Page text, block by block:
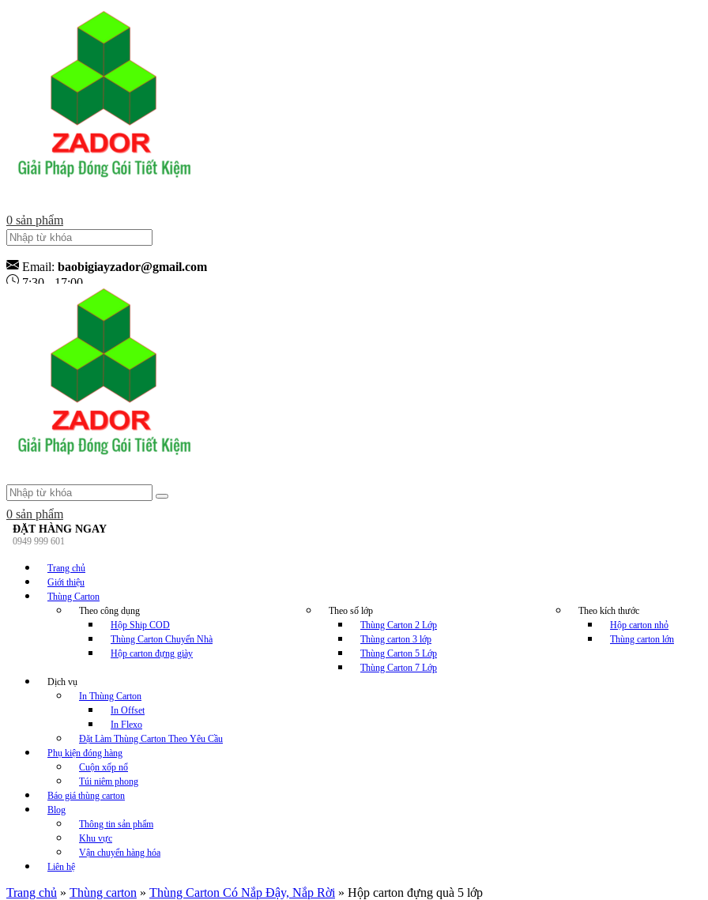
0 sản phẩm
Email: baobigiayzador@gmail.com
7:30 - 17:00
0 sản phẩm
ĐẶT HÀNG NGAY
0949 999 601
Trang chủ
Giới thiệu
Thùng Carton
Theo công dụng
Hộp Ship COD
Thùng Carton Chuyển Nhà
Hộp carton đựng giày
Theo số lớp
Thùng Carton 2 Lớp
Thùng carton 3 lớp
Thùng Carton 5 Lớp
Thùng Carton 7 Lớp
Theo kích thước
Hộp carton nhỏ
Thùng carton lớn
Dịch vụ
In Thùng Carton
In Offset
In Flexo
Đặt Làm Thùng Carton Theo Yêu Cầu
Phụ kiện đóng hàng
Cuộn xốp nổ
Túi niêm phong
Báo giá thùng carton
Blog
Thông tin sản phẩm
Khu vực
Vận chuyển hàng hóa
Liên hệ
Trang chủ » Thùng carton » Thùng Carton Có Nắp Đậy, Nắp Rời » Hộp carton đựng quà 5 lớp